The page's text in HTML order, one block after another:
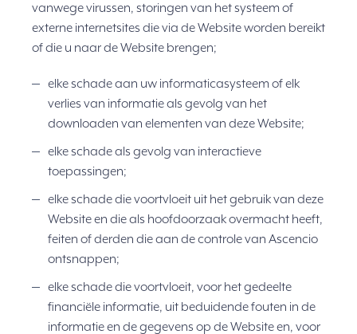
vanwege virussen, storingen van het systeem of
externe internetsites die via de Website worden bereikt
of die u naar de Website brengen;
elke schade aan uw informaticasysteem of elk
verlies van informatie als gevolg van het
downloaden van elementen van deze Website;
elke schade als gevolg van interactieve
toepassingen;
elke schade die voortvloeit uit het gebruik van deze
Website en die als hoofdoorzaak overmacht heeft,
feiten of derden die aan de controle van Ascencio
ontsnappen;
elke schade die voortvloeit, voor het gedeelte
financiële informatie, uit beduidende fouten in de
informatie en de gegevens op de Website en, voor